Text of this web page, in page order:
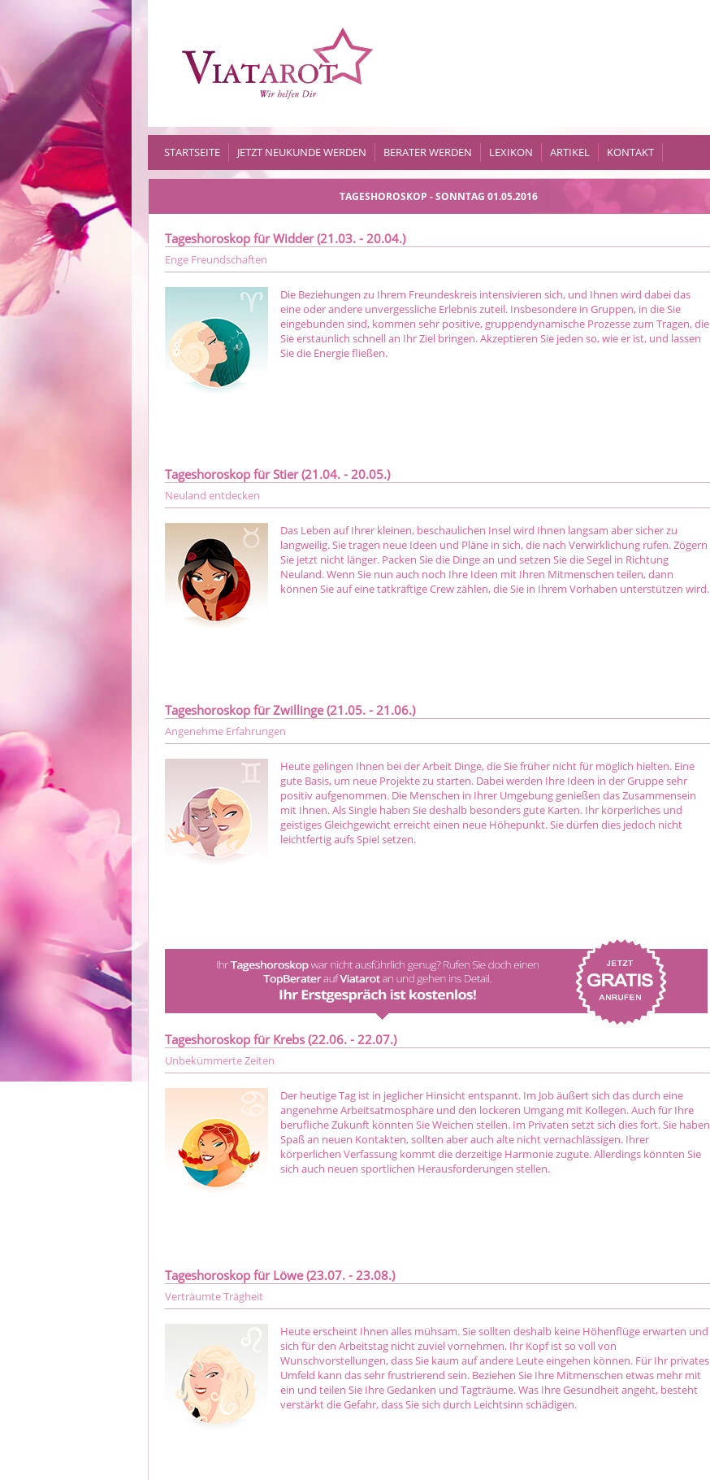
STARTSEITE JETZT NEUKUNDE WERDEN BERATER WERDEN LEXIKON ARTIKEL KONTAKT
TAGESHOROSKOP - SONNTAG 01.05.2016
Tageshoroskop für Widder (21.03. - 20.04.)
Enge Freundschaften
Die Beziehungen zu Ihrem Freundeskreis intensivieren sich, und Ihnen wird dabei das
eine oder andere unvergessliche Erlebnis zuteil. Insbesondere in Gruppen, in die Sie
eingebunden sind, kommen sehr positive, gruppendynamische Prozesse zum Tragen, die
Sie erstaunlich schnell an Ihr Ziel bringen. Akzeptieren Sie jeden so, wie er ist, und lassen
Sie die Energie fließen.
Tageshoroskop für Stier (21.04. - 20.05.)
Neuland entdecken
Das Leben auf Ihrer kleinen, beschaulichen Insel wird Ihnen langsam aber sicher zu
langweilig. Sie tragen neue Ideen und Pläne in sich, die nach Verwirklichung rufen. Zögern
Sie jetzt nicht länger. Packen Sie die Dinge an und setzen Sie die Segel in Richtung
Neuland. Wenn Sie nun auch noch Ihre Ideen mit Ihren Mitmenschen teilen, dann
können Sie auf eine tatkräftige Crew zählen, die Sie in Ihrem Vorhaben unterstützen wird.
Tageshoroskop für Zwillinge (21.05. - 21.06.)
Angenehme Erfahrungen
Heute gelingen Ihnen bei der Arbeit Dinge, die Sie früher nicht für möglich hielten. Eine
gute Basis, um neue Projekte zu starten. Dabei werden Ihre Ideen in der Gruppe sehr
positiv aufgenommen. Die Menschen in Ihrer Umgebung genießen das Zusammensein
mit Ihnen. Als Single haben Sie deshalb besonders gute Karten. Ihr körperliches und
geistiges Gleichgewicht erreicht einen neue Höhepunkt. Sie dürfen dies jedoch nicht
leichtfertig aufs Spiel setzen.
Tageshoroskop für Krebs (22.06. - 22.07.)
Unbekümmerte Zeiten
Der heutige Tag ist in jeglicher Hinsicht entspannt. Im Job äußert sich das durch eine
angenehme Arbeitsatmosphäre und den lockeren Umgang mit Kollegen. Auch für Ihre
berufliche Zukunft könnten Sie Weichen stellen. Im Privaten setzt sich dies fort. Sie haben
Spaß an neuen Kontakten, sollten aber auch alte nicht vernachlässigen. Ihrer
körperlichen Verfassung kommt die derzeitige Harmonie zugute. Allerdings könnten Sie
sich auch neuen sportlichen Herausforderungen stellen.
Tageshoroskop für Löwe (23.07. - 23.08.)
Verträumte Trägheit
Heute erscheint Ihnen alles mühsam. Sie sollten deshalb keine Höhenflüge erwarten und
sich für den Arbeitstag nicht zuviel vornehmen. Ihr Kopf ist so voll von
Wunschvorstellungen, dass Sie kaum auf andere Leute eingehen können. Für Ihr privates
Umfeld kann das sehr frustrierend sein. Beziehen Sie Ihre Mitmenschen etwas mehr mit
ein und teilen Sie Ihre Gedanken und Tagträume. Was Ihre Gesundheit angeht, besteht
verstärkt die Gefahr, dass Sie sich durch Leichtsinn schädigen.